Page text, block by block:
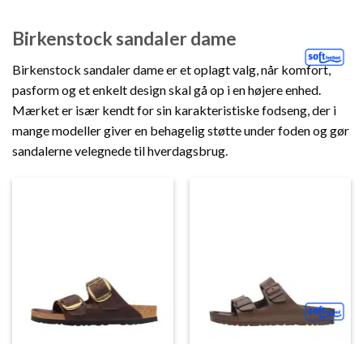
Birkenstock sandaler dame
Birkenstock sandaler dame er et oplagt valg, når komfort,
pasform og et enkelt design skal gå op i en højere enhed.
Mærket er især kendt for sin karakteristiske fodseng, der i
mange modeller giver en behagelig støtte under foden og gør
sandalerne velegnede til hverdagsbrug.